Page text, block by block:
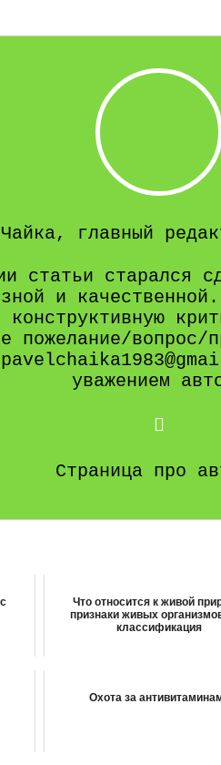
главный
статьи старался
и
пожелание/вопрос/
уважением
Страница про
Что относится к живой
признаки живых
классификация
Охота за